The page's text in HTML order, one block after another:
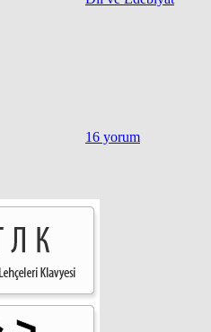
16 yorum